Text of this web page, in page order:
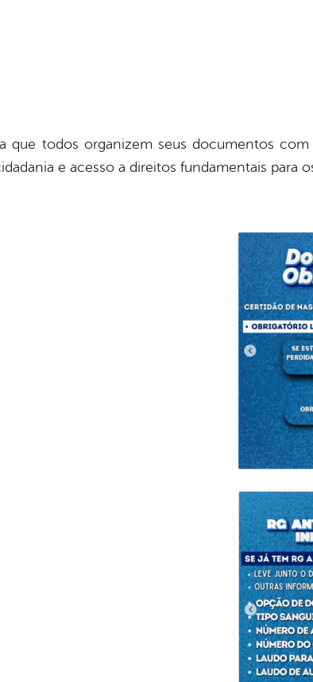
que todos organizem seus documentos
e acesso a direitos fundamentais para